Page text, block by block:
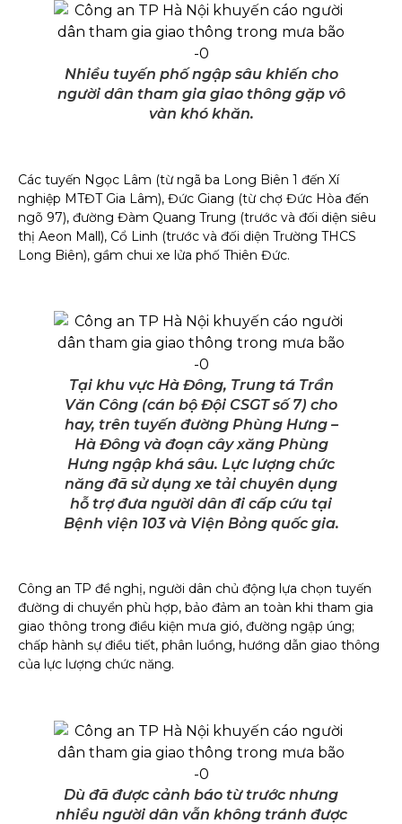
Nhiều tuyến phố ngập sâu khiến cho
người dân tham gia giao thông gặp vô
vàn khó khăn.
Các tuyến Ngọc Lâm (từ ngã ba Long Biên 1 đến Xí
nghiệp MTĐT Gia Lâm), Đức Giang (từ chợ Đức Hòa đến
ngõ 97), đường Đàm Quang Trung (trước và đối diện siêu
thị Aeon Mall), Cổ Linh (trước và đối diện Trường THCS
Long Biên), gầm chui xe lửa phố Thiên Đức.
Tại khu vực Hà Đông, Trung tá Trần
Văn Công (cán bộ Đội CSGT số 7) cho
hay, trên tuyến đường Phùng Hưng –
Hà Đông và đoạn cây xăng Phùng
Hưng ngập khá sâu. Lực lượng chức
năng đã sử dụng xe tải chuyên dụng
hỗ trợ đưa người dân đi cấp cứu tại
Bệnh viện 103 và Viện Bỏng quốc gia.
Công an TP đề nghị, người dân chủ động lựa chọn tuyến
đường di chuyển phù hợp, bảo đảm an toàn khi tham gia
giao thông trong điều kiện mưa gió, đường ngập úng;
chấp hành sự điều tiết, phân luồng, hướng dẫn giao thông
của lực lượng chức năng.
Dù đã được cảnh báo từ trước nhưng
nhiều người dân vẫn không tránh được